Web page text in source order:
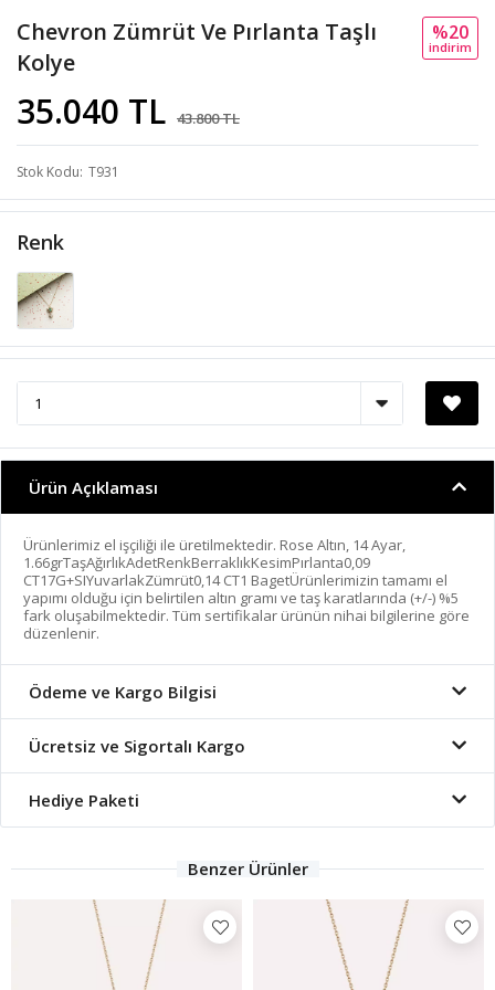
Chevron Zümrüt Ve Pırlanta Taşlı
Kolye
35.040 TL 43.800 TL
%20
i̇ndi̇ri̇m
Stok Kodu T931
Renk
Ürün Açıklaması
Ürünlerimiz el işçiliği ile üretilmektedir. Rose Altın, 14 Ayar,
1.66grTaşAğırlıkAdetRenkBerraklıkKesimPırlanta0,09
CT17G+SIYuvarlakZümrüt0,14 CT1 BagetÜrünlerimizin tamamı el
yapımı olduğu için belirtilen altın gramı ve taş karatlarında (+/-) %5
fark oluşabilmektedir. Tüm sertifikalar ürünün nihai bilgilerine göre
düzenlenir.
Ödeme ve Kargo Bilgisi
Ücretsiz ve Sigortalı Kargo
Hediye Paketi
Benzer Ürünler